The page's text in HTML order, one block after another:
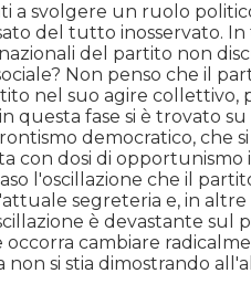
svolgere un ruolo
del tutto inosservato.
del partito non
Non penso che il
nel suo agire collettivo,
questa fase si è trovato
democratico, che
con dosi di
l'oscillazione che il
segreteria e, in
è devastante sul
cambiare
si stia dimostrando